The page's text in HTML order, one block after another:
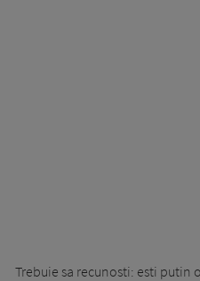
Trebuie sa recunosti: esti putin